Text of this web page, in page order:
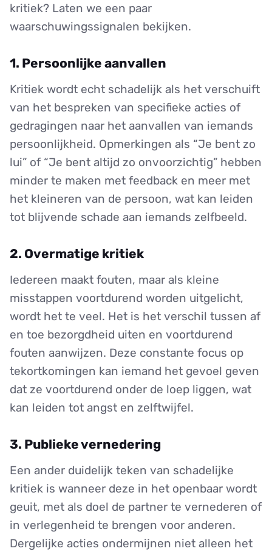
kritiek? Laten we een paar
waarschuwingssignalen bekijken.
1. Persoonlijke aanvallen
Kritiek wordt echt schadelijk als het verschuift
van het bespreken van specifieke acties of
gedragingen naar het aanvallen van iemands
persoonlijkheid. Opmerkingen als “Je bent zo
lui” of “Je bent altijd zo onvoorzichtig” hebben
minder te maken met feedback en meer met
het kleineren van de persoon, wat kan leiden
tot blijvende schade aan iemands zelfbeeld.
2. Overmatige kritiek
Iedereen maakt fouten, maar als kleine
misstappen voortdurend worden uitgelicht,
wordt het te veel. Het is het verschil tussen af
en toe bezorgdheid uiten en voortdurend
fouten aanwijzen. Deze constante focus op
tekortkomingen kan iemand het gevoel geven
dat ze voortdurend onder de loep liggen, wat
kan leiden tot angst en zelftwijfel.
3. Publieke vernedering
Een ander duidelijk teken van schadelijke
kritiek is wanneer deze in het openbaar wordt
geuit, met als doel de partner te vernederen of
in verlegenheid te brengen voor anderen.
Dergelijke acties ondermijnen niet alleen het